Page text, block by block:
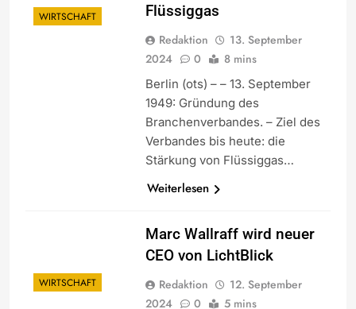
WIRTSCHAFT
Flüssiggas
Redaktion
13. September
2024
0 8 mins
Berlin (ots) – – 13. September
1949: Gründung des
Branchenverbandes. – Ziel des
Verbandes bis heute: die
Stärkung von Flüssiggas…
Weiterlesen
WIRTSCHAFT
Marc Wallraff wird neuer
CEO von LichtBlick
Redaktion
12. September
2024
0 5 mins